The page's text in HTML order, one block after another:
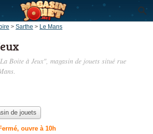
> Sarthe > Le Mans
Boite à Jeux", magasin de jouets situé rue
de jouets
ouvre à 10h